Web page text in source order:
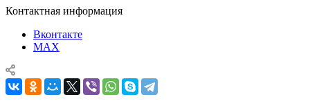
Контактная информация
Вконтакте
MAX